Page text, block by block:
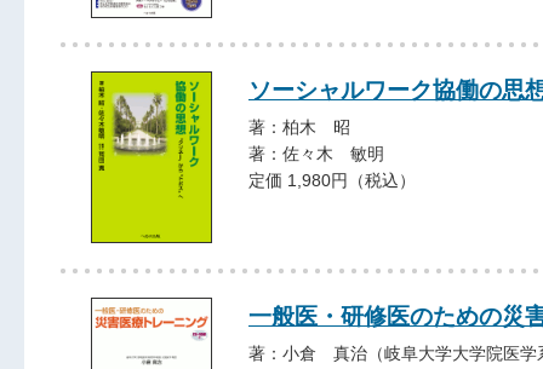
ソーシャルワーク協働の思
著：柏木 昭
著：佐々木 敏明
定価 1,980円（税込）
一般医・研修医のための災
著：小倉 真治（岐阜大学大学院医